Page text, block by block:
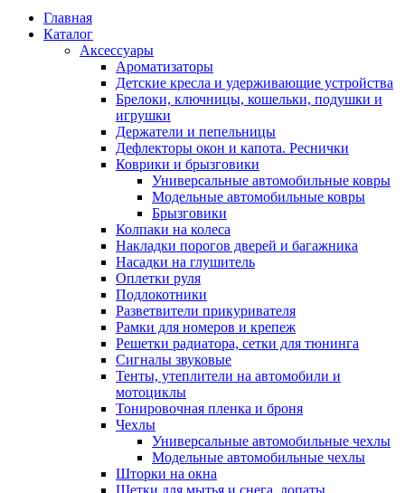
Главная
Каталог
Аксессуары
Ароматизаторы
Детские кресла и удерживающие устройства
Брелоки, ключницы, кошельки, подушки и
игрушки
Держатели и пепельницы
Дефлекторы окон и капота. Реснички
Коврики и брызговики
Универсальные автомобильные ковры
Модельные автомобильные ковры
Брызговики
Колпаки на колеса
Накладки порогов дверей и багажника
Насадки на глушитель
Оплетки руля
Подлокотники
Разветвители прикуривателя
Рамки для номеров и крепеж
Решетки радиатора, сетки для тюнинга
Сигналы звуковые
Тенты, утеплители на автомобили и
мотоциклы
Тонировочная пленка и броня
Чехлы
Универсальные автомобильные чехлы
Модельные автомобильные чехлы
Шторки на окна
Щетки для мытья и снега, лопаты